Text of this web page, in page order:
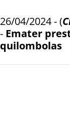
26/04/2024 - (
- Emater
quilombolas